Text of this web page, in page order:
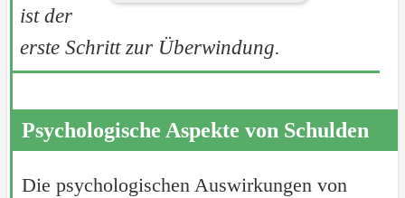
ist der
erste Schritt zur Überwindung.
Psychologische Aspekte von Schulden
Die psychologischen Auswirkungen von